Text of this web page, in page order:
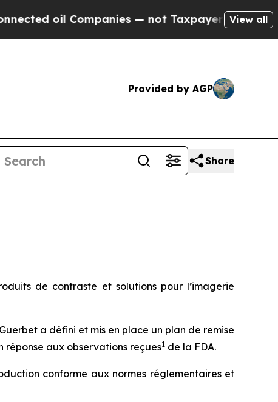
Companies — not Taxpayers — the Chance to
View all
Provided by AGP
Share
de contraste et solutions pour l’imagerie
a défini et mis en place un plan de remise
réponse aux observations reçues1 de la FDA.
conforme aux normes réglementaires et